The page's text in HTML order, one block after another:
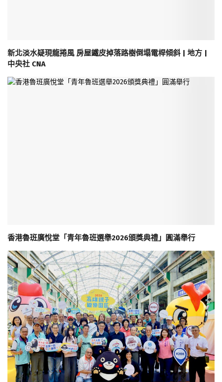
新北淡水疑現龍捲風 房屋鐵皮掉落路樹倒塌電桿傾斜 | 地方 |
中央社 CNA
香港魯班廣悅堂「青年魯班選舉2026頒獎典禮」圓滿舉行